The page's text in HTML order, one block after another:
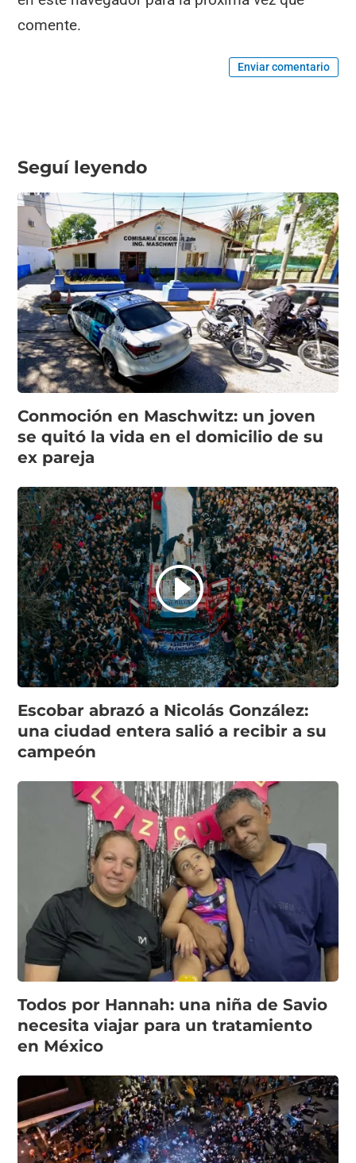
comente.
Enviar comentario
Seguí leyendo
Conmoción en Maschwitz: un joven
se quitó la vida en el domicilio de su
ex pareja
Escobar abrazó a Nicolás González:
una ciudad entera salió a recibir a su
campeón
Todos por Hannah: una niña de Savio
necesita viajar para un tratamiento
en México